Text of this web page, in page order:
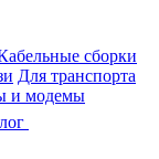
сборки
Для транспорта
и модемы